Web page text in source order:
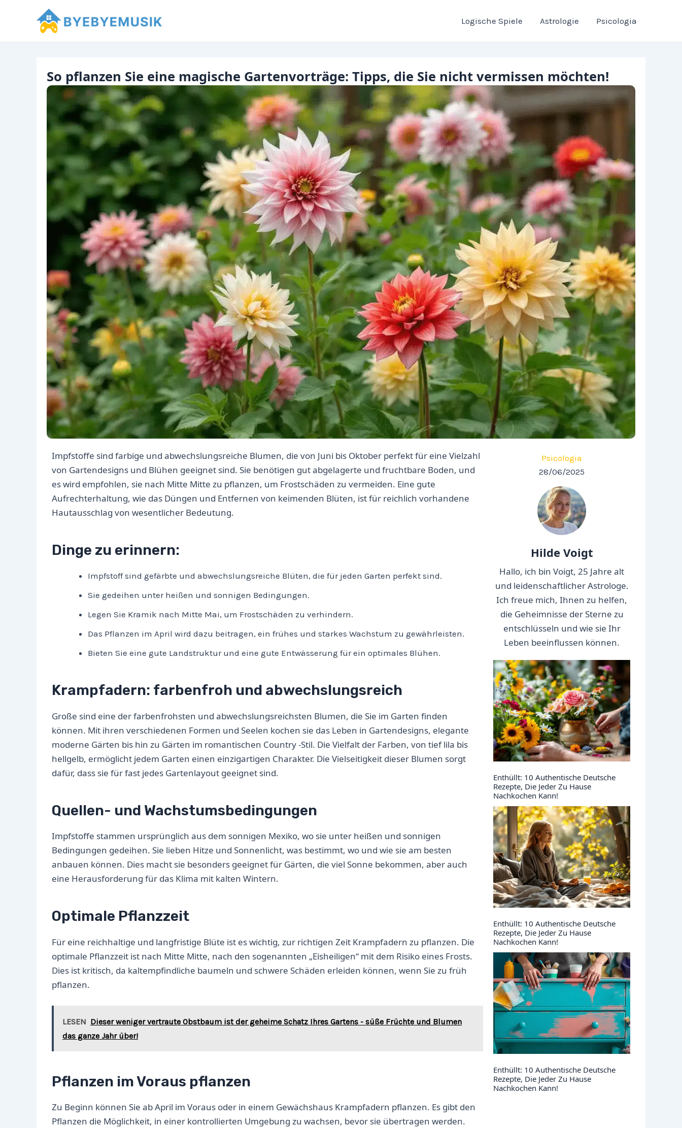
Logische Spiele Astrologie Psicologia
So pflanzen Sie eine magische Gartenvorträge: Tipps, die Sie nicht vermissen möchten!
Impfstoffe sind farbige und abwechslungsreiche Blumen, die von Juni bis Oktober perfekt für eine Vielzahl
von Gartendesigns und Blühen geeignet sind. Sie benötigen gut abgelagerte und fruchtbare Boden, und
es wird empfohlen, sie nach Mitte Mitte zu pflanzen, um Frostschäden zu vermeiden. Eine gute
Aufrechterhaltung, wie das Düngen und Entfernen von keimenden Blüten, ist für reichlich vorhandene
Hautausschlag von wesentlicher Bedeutung.
Dinge zu erinnern:
Impfstoff sind gefärbte und abwechslungsreiche Blüten, die für jeden Garten perfekt sind.
Sie gedeihen unter heißen und sonnigen Bedingungen.
Legen Sie Kramik nach Mitte Mai, um Frostschäden zu verhindern.
Das Pflanzen im April wird dazu beitragen, ein frühes und starkes Wachstum zu gewährleisten.
Bieten Sie eine gute Landstruktur und eine gute Entwässerung für ein optimales Blühen.
Krampfadern: farbenfroh und abwechslungsreich
Große sind eine der farbenfrohsten und abwechslungsreichsten Blumen, die Sie im Garten finden
können. Mit ihren verschiedenen Formen und Seelen kochen sie das Leben in Gartendesigns, elegante
moderne Gärten bis hin zu Gärten im romantischen Country -Stil. Die Vielfalt der Farben, von tief lila bis
hellgelb, ermöglicht jedem Garten einen einzigartigen Charakter. Die Vielseitigkeit dieser Blumen sorgt
dafür, dass sie für fast jedes Gartenlayout geeignet sind.
Quellen- und Wachstumsbedingungen
Impfstoffe stammen ursprünglich aus dem sonnigen Mexiko, wo sie unter heißen und sonnigen
Bedingungen gedeihen. Sie lieben Hitze und Sonnenlicht, was bestimmt, wo und wie sie am besten
anbauen können. Dies macht sie besonders geeignet für Gärten, die viel Sonne bekommen, aber auch
eine Herausforderung für das Klima mit kalten Wintern.
Optimale Pflanzzeit
Für eine reichhaltige und langfristige Blüte ist es wichtig, zur richtigen Zeit Krampfadern zu pflanzen. Die
optimale Pflanzzeit ist nach Mitte Mitte, nach den sogenannten „Eisheiligen“ mit dem Risiko eines Frosts.
Dies ist kritisch, da kaltempfindliche baumeln und schwere Schäden erleiden können, wenn Sie zu früh
pflanzen.
LESEN Dieser weniger vertraute Obstbaum ist der geheime Schatz Ihres Gartens - süße Früchte und Blumen
das ganze Jahr über!
Pflanzen im Voraus pflanzen
Zu Beginn können Sie ab April im Voraus oder in einem Gewächshaus Krampfadern pflanzen. Es gibt den
Pflanzen die Möglichkeit, in einer kontrollierten Umgebung zu wachsen, bevor sie übertragen werden.
Psicologia
28/06/2025
Hilde Voigt
Hallo, ich bin Voigt, 25 Jahre alt
und leidenschaftlicher Astrologe.
Ich freue mich, Ihnen zu helfen,
die Geheimnisse der Sterne zu
entschlüsseln und wie sie Ihr
Leben beeinflussen können.
Enthüllt: 10 Authentische Deutsche
Rezepte, Die Jeder Zu Hause
Nachkochen Kann!
Enthüllt: 10 Authentische Deutsche
Rezepte, Die Jeder Zu Hause
Nachkochen Kann!
Enthüllt: 10 Authentische Deutsche
Rezepte, Die Jeder Zu Hause
Nachkochen Kann!